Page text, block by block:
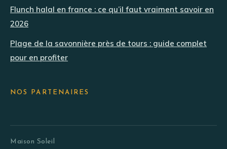
Flunch halal en france : ce qu’il faut vraiment savoir en
2026
Plage de la savonnière près de tours : guide complet
pour en profiter
NOS PARTENAIRES
Maison Soleil